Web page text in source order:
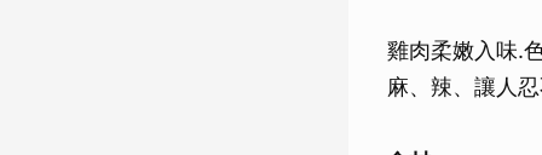
雞肉柔嫩入味.
麻、辣、讓人